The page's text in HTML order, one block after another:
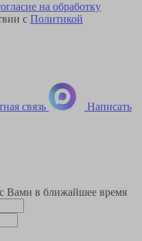
на обработку
с Политикой
связь Написать
Вами в ближайшее время